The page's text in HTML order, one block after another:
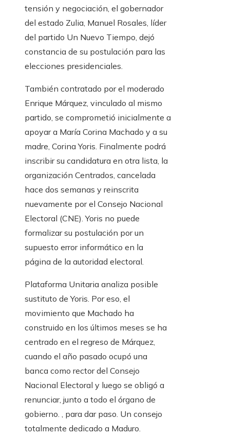
tensión y negociación, el gobernador
del estado Zulia, Manuel Rosales, líder
del partido Un Nuevo Tiempo, dejó
constancia de su postulación para las
elecciones presidenciales.
También contratado por el moderado
Enrique Márquez, vinculado al mismo
partido, se comprometió inicialmente a
apoyar a María Corina Machado y a su
madre, Corina Yoris. Finalmente podrá
inscribir su candidatura en otra lista, la
organización Centrados, cancelada
hace dos semanas y reinscrita
nuevamente por el Consejo Nacional
Electoral (CNE). Yoris no puede
formalizar su postulación por un
supuesto error informático en la
página de la autoridad electoral.
Plataforma Unitaria analiza posible
sustituto de Yoris. Por eso, el
movimiento que Machado ha
construido en los últimos meses se ha
centrado en el regreso de Márquez,
cuando el año pasado ocupó una
banca como rector del Consejo
Nacional Electoral y luego se obligó a
renunciar, junto a todo el órgano de
gobierno. , para dar paso. Un consejo
totalmente dedicado a Maduro.